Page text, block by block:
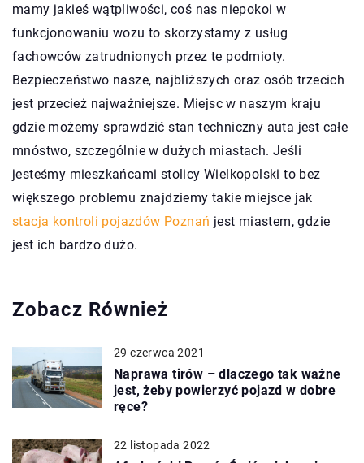
mamy jakieś wątpliwości, coś nas niepokoi w
funkcjonowaniu wozu to skorzystamy z usług
fachowców zatrudnionych przez te podmioty.
Bezpieczeństwo nasze, najbliższych oraz osób trzecich
jest przecież najważniejsze. Miejsc w naszym kraju
gdzie możemy sprawdzić stan techniczny auta jest całe
mnóstwo, szczególnie w dużych miastach. Jeśli
jesteśmy mieszkańcami stolicy Wielkopolski to bez
większego problemu znajdziemy takie miejsce jak
stacja kontroli pojazdów Poznań jest miastem, gdzie
jest ich bardzo dużo.
Zobacz Również
29 czerwca 2021
Naprawa tirów – dlaczego tak ważne
jest, żeby powierzyć pojazd w dobre
ręce?
22 listopada 2022